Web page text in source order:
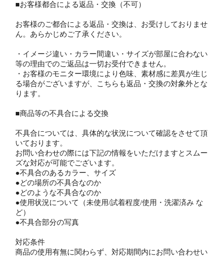
■お客様都合による返品・交換（不可）
お客様のご都合による返品・交換は、お受けしておりませ
ん。あらかじめご了承ください。
・イメージ違い・カラー間違い・サイズが部屋に合わない
等の理由でのご返品は一切お受付できません。
・お客様のモニター環境により色味、素材感に差異が生じ
る場合がございますが、こちらも返品・交換の対象外とな
ります。
■商品等の不具合による交換
不具合については、具体的な状況について確認をさせて頂
いております。
お問い合わせの際には下記の情報をいただけますとスムー
ズな対応が可能でございます。
●不具合のあるカラー、サイズ
●どの場所の不具合なのか
●どのような不具合なのか
●使用状況について（未使用/試着程度/使用・洗濯済み な
ど）
●不具合部分の写真
対応条件
商品の使用有無に関わらず、対応期間内にお問い合わせい